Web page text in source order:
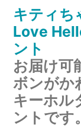
キティち
Love
ント
お届け可
ボンがか
キーホル
ントで